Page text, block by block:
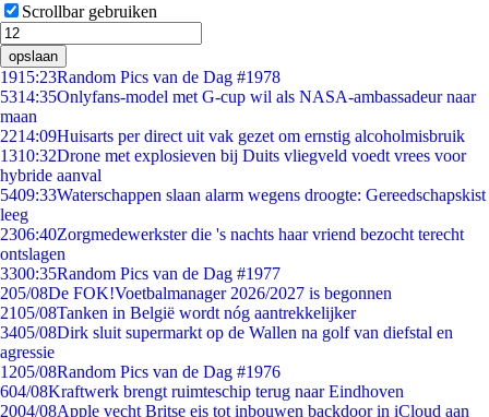
Scrollbar gebruiken
opslaan
1915:23Random Pics van de Dag #1978
5314:35Onlyfans-model met G-cup wil als NASA-ambassadeur naar
maan
2214:09Huisarts per direct uit vak gezet om ernstig alcoholmisbruik
1310:32Drone met explosieven bij Duits vliegveld voedt vrees voor
hybride aanval
5409:33Waterschappen slaan alarm wegens droogte: Gereedschapskist
leeg
2306:40Zorgmedewerkster die 's nachts haar vriend bezocht terecht
ontslagen
3300:35Random Pics van de Dag #1977
205/08De FOK!Voetbalmanager 2026/2027 is begonnen
2105/08Tanken in België wordt nóg aantrekkelijker
3405/08Dirk sluit supermarkt op de Wallen na golf van diefstal en
agressie
1205/08Random Pics van de Dag #1976
604/08Kraftwerk brengt ruimteschip terug naar Eindhoven
2004/08Apple vecht Britse eis tot inbouwen backdoor in iCloud aan